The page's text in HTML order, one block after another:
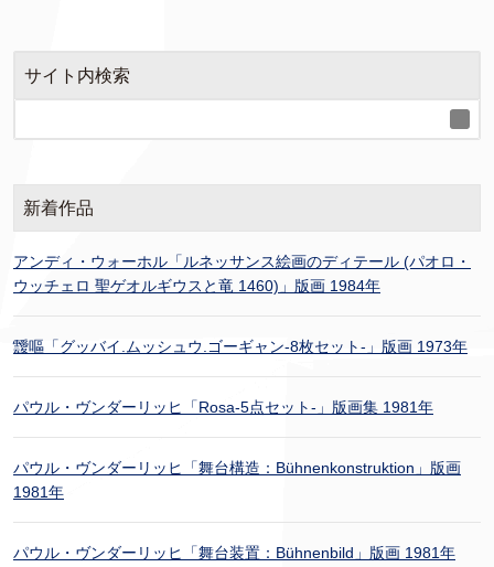
サイト内検索
新着作品
アンディ・ウォーホル「ルネッサンス絵画のディテール (パオロ・
ウッチェロ 聖ゲオルギウスと竜 1460)」版画 1984年
靉嘔「グッバイ.ムッシュウ.ゴーギャン-8枚セット-」版画 1973年
パウル・ヴンダーリッヒ「Rosa-5点セット-」版画集 1981年
パウル・ヴンダーリッヒ「舞台構造：Bühnenkonstruktion」版画
1981年
パウル・ヴンダーリッヒ「舞台装置：Bühnenbild」版画 1981年